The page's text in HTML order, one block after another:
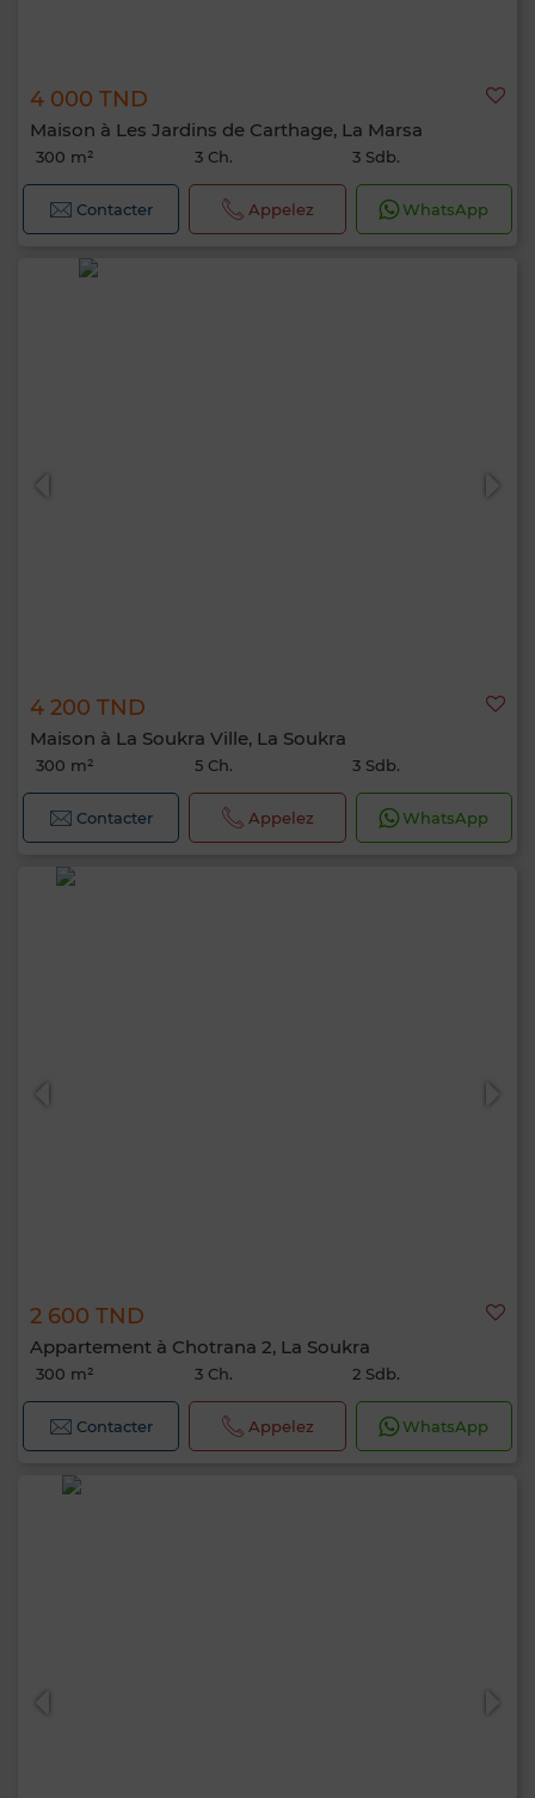
4 000 TND
Maison à Les Jardins de Carthage, La Marsa
300 m² 3 Ch. 3 Sdb.
Contacter Appelez WhatsApp
4 200 TND
Maison à La Soukra Ville, La Soukra
300 m² 5 Ch. 3 Sdb.
Contacter Appelez WhatsApp
2 600 TND
Appartement à Chotrana 2, La Soukra
300 m² 3 Ch. 2 Sdb.
Contacter Appelez WhatsApp